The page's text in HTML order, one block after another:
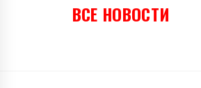
ВСЕ НОВОСТИ